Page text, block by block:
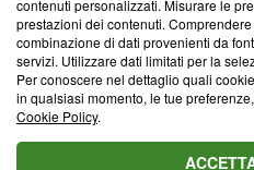
Cookie Policy
Blasting SA, IDI CHE-
Lugano (Svizzera) Tel:+39
© 2026 Blasting News
contenuti personalizzati. Misurare le
prestazioni dei contenuti.
combinazione di dati provenienti da
servizi. Utilizzare dati limitati per la
Per conoscere nel dettaglio quali
in qualsiasi momento, le tue
Cookie Policy.